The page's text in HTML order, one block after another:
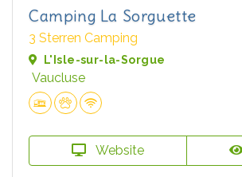
Camping La Sorguette
3 Sterren Camping
L'Isle-sur-la-Sorgue
Vaucluse
Website